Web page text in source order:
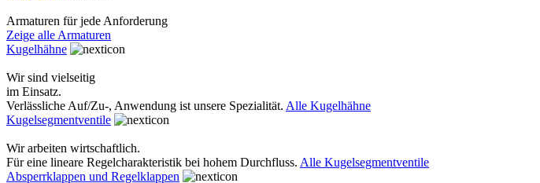
Armaturen für jede Anforderung
Zeige alle Armaturen
Kugelhähne
Wir sind vielseitig
im Einsatz.
Verlässliche Auf/Zu-, Anwendung ist unsere Spezialität. Alle Kugelhähne
Kugelsegmentventile
Wir arbeiten wirtschaftlich.
Für eine lineare Regelcharakteristik bei hohem Durchfluss. Alle Kugelsegmentventile
Absperrklappen und Regelklappen